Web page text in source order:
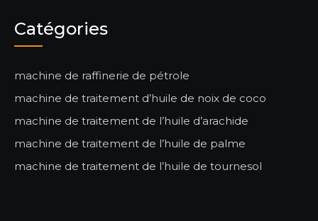
Catégories
machine de raffinerie de pétrole
machine de traitement d’huile de noix de coco
machine de traitement de l’huile d’arachide
machine de traitement de l’huile de palme
machine de traitement de l’huile de tournesol